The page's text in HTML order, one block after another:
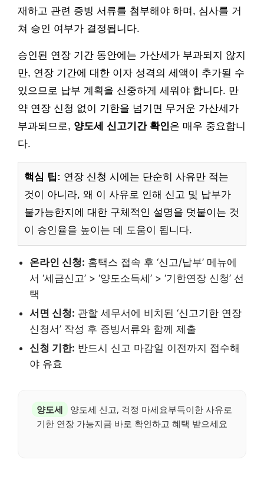
재하고 관련 증빙 서류를 첨부해야 하며, 심사를 거
쳐 승인 여부가 결정됩니다.
승인된 연장 기간 동안에는 가산세가 부과되지 않지
만, 연장 기간에 대한 이자 성격의 세액이 추가될 수
있으므로 납부 계획을 신중하게 세워야 합니다. 만
약 연장 신청 없이 기한을 넘기면 무거운 가산세가
부과되므로, 양도세 신고기간 확인은 매우 중요합니
다.
핵심 팁: 연장 신청 시에는 단순히 사유만 적는
것이 아니라, 왜 이 사유로 인해 신고 및 납부가
불가능한지에 대한 구체적인 설명을 덧붙이는 것
이 승인율을 높이는 데 도움이 됩니다.
온라인 신청: 홈택스 접속 후 ‘신고/납부’ 메뉴에
서 ‘세금신고’ > ‘양도소득세’ > ‘기한연장 신청’ 선
택
서면 신청: 관할 세무서에 비치된 ‘신고기한 연장
신청서’ 작성 후 증빙서류와 함께 제출
신청 기한: 반드시 신고 마감일 이전까지 접수해
야 유효
양도세
양도세 신고, 걱정 마세요부득이한 사유로
기한 연장 가능지금 바로 확인하고 혜택 받으세요